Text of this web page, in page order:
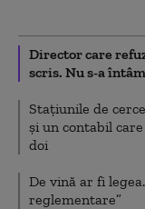
Director care
scris. Nu s-a
Stațiunile de
și un contabil
doi
De vină ar fi
reglementare”